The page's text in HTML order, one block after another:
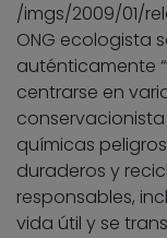
/imgs/2009/01/
ONG ecologista
auténticamente
centrarse en
químicas
duraderos y
responsables,
vida útil y se